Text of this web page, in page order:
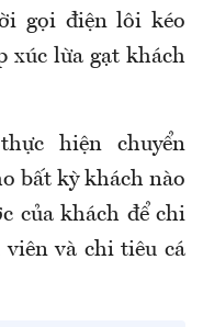
gọi điện lôi kéo
xúc lừa gạt khách
hiện chuyển
bất kỳ khách nào
của khách để chi
và chi tiêu cá